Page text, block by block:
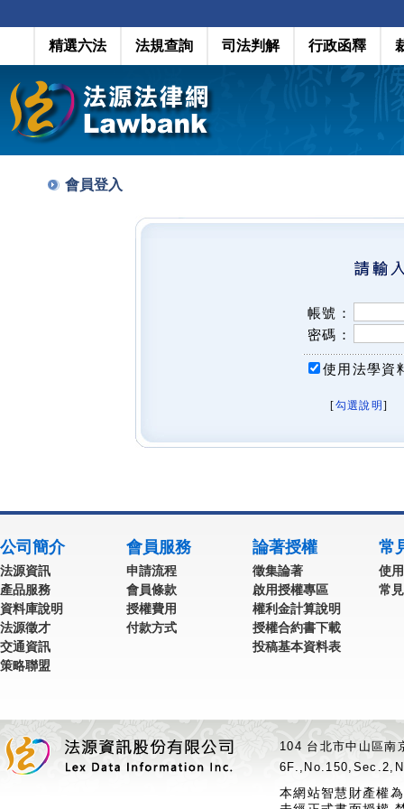
精選六法 法規查詢 司法判解 行政函釋
會員登入
帳號：
密碼：
使用法學資
[勾選說明 ]
公司簡介
法源資訊
產品服務
資料庫說明
法源徵才
交通資訊
策略聯盟
會員服務
申請流程
會員條款
授權費用
付款方式
論著授權
徵集論著
啟用授權專區
權利金計算說明
授權合約書下載
投稿基本資料表
常
使
常
104 台北市中山區
本網站智慧財產權